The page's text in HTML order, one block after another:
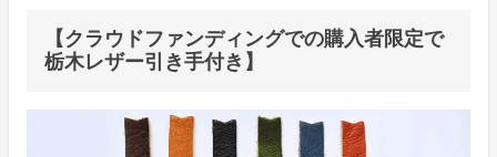
【クラウドファンディングでの購入者限定で
栃木レザー引き手付き】